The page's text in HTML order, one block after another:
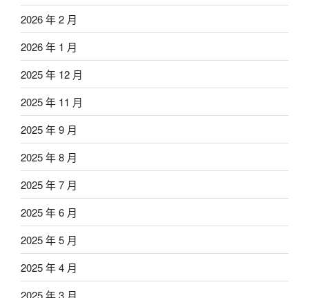
2026 年 2 月
2026 年 1 月
2025 年 12 月
2025 年 11 月
2025 年 9 月
2025 年 8 月
2025 年 7 月
2025 年 6 月
2025 年 5 月
2025 年 4 月
2025 年 3 月